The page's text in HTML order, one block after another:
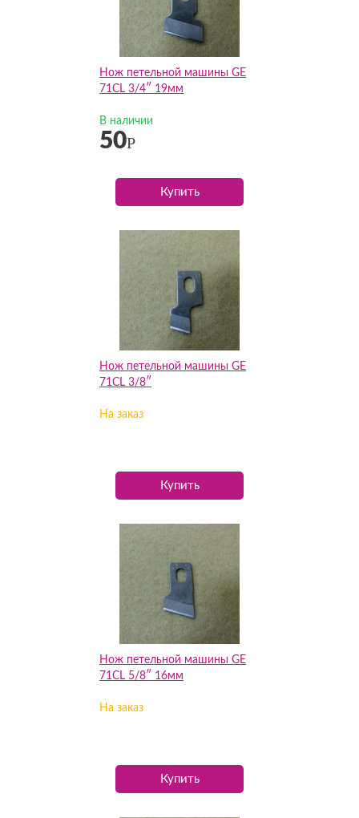
Нож петельной машины GE
71CL 3/4″ 19мм
В наличии
50Р
Купить
Нож петельной машины GE
71CL 3/8″
На заказ
Купить
Нож петельной машины GE
71CL 5/8″ 16мм
На заказ
Купить